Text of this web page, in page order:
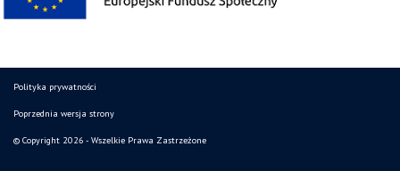
Polityka prywatności
Poprzednia wersja strony
© Copyright 2026 - Wszelkie Prawa Zastrzeżone